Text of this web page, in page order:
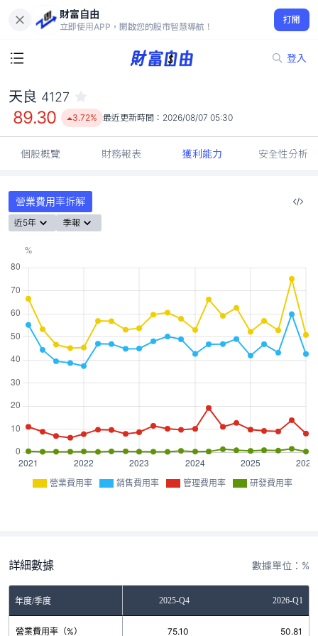
財富自由
立即使用APP，開啟您的股市智慧導航！
打開
登入
89.30
3.72%
天良 4127
89.30 3.72% 最近更新時間： 2026/08/07 05:30
個股概覽 財務報表 獲利能力 安全性分析
營業費用率拆解
近5年 季報
營業費用率 銷售費用率 管理費用率 研發費用率
詳細數據 數據單位：%
年度/季度2025-Q3 2025-Q4 2026-Q1
營業費用率（%）
52.84 75.10 50.81